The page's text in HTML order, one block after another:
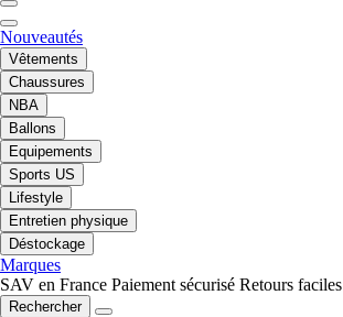
Nouveautés
Vêtements
Chaussures
NBA
Ballons
Equipements
Sports US
Lifestyle
Entretien physique
Déstockage
Marques
SAV en France Paiement sécurisé Retours faciles
Rechercher